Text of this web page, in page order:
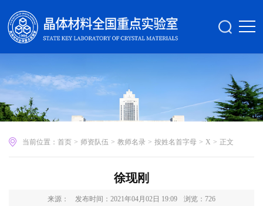
当前位置： 首页 > 师资队伍 > 教师名录 > 按姓名首字母 > X > 正文
徐现刚
来源： 发布时间：2021年04月02日 19:09 浏览： 726